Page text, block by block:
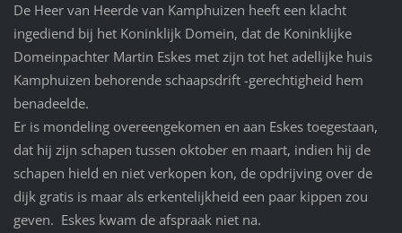
De Heer van Heerde van Kamphuizen heeft een klacht
ingediend bij het Koninklijk Domein, dat de Koninklijke
Domeinpachter Martin Eskes met zijn tot het adellijke huis
Kamphuizen behorende schaapsdrift -gerechtigheid hem
benadeelde.
Er is mondeling overeengekomen en aan Eskes toegestaan,
dat hij zijn schapen tussen oktober en maart, indien hij de
schapen hield en niet verkopen kon, de opdrijving over de
dijk gratis is maar als erkentelijkheid een paar kippen zou
geven. Eskes kwam de afspraak niet na.